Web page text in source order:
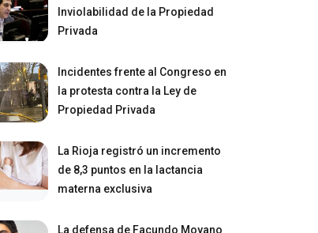
Inviolabilidad de la Propiedad
Privada
Incidentes frente al Congreso en
la protesta contra la Ley de
Propiedad Privada
La Rioja registró un incremento
de 8,3 puntos en la lactancia
materna exclusiva
La defensa de Facundo Moyano